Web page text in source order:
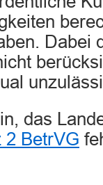
Dabei
das
2 BetrVG